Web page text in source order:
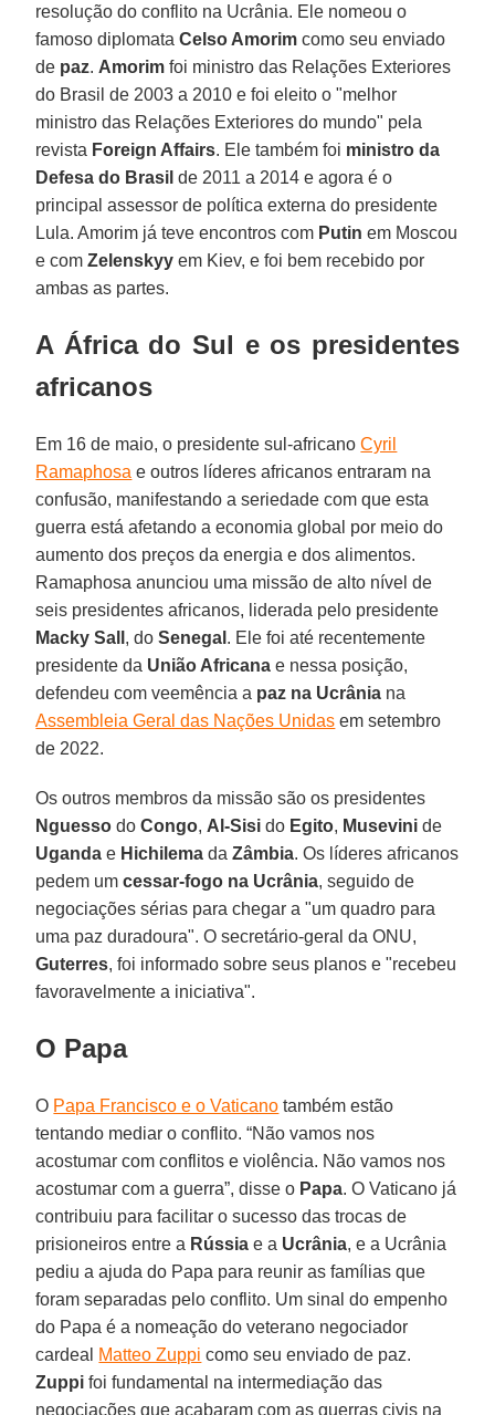
resolução do conflito na Ucrânia. Ele nomeou o
famoso diplomataCelso Amorim como seu enviado
de paz. Amorim foi ministro das Relações Exteriores
do Brasil de 2003 a 2010 e foi eleito o "melhor
ministro das Relações Exteriores do mundo" pela
revista Foreign Affairs. Ele também foi ministro da
Defesa do Brasil de 2011 a 2014 e agora é o
principal assessor de política externa do presidente
Lula. Amorim já teve encontros com Putin em Moscou
e comZelenskyy em Kiev, e foi bem recebido por
ambas as partes.
A África do Sul e os presidentes
africanos
Em 16 de maio, o presidente sul-africanoCyril
Ramaphosa e outros líderes africanos entraram na
confusão, manifestando a seriedade com que esta
guerra está afetando a economia global por meio do
aumento dos preços da energia e dos alimentos.
Ramaphosa anunciou uma missão de alto nível de
seis presidentes africanos, liderada pelo presidente
Macky Sall , doSenegal . Ele foi até recentemente
presidente da União Africanae nessa posição,
defendeu com veemência a paz na Ucrânia na
Assembleia Geral das Nações Unidas em setembro
de 2022.
Os outros membros da missão são os presidentes
Nguesso doCongo, Al-Sisi do Egito, Musevini de
Uganda e Hichilema daZâmbia. Os líderes africanos
pedem umcessar-fogo na Ucrânia, seguido de
negociações sérias para chegar a "um quadro para
uma paz duradoura". O secretário-geral da ONU,
Guterres, foi informado sobre seus planos e "recebeu
favoravelmente a iniciativa".
O Papa
O Papa Francisco e o Vaticano também estão
tentando mediar o conflito. “Não vamos nos
acostumar com conflitos e violência. Não vamos nos
acostumar com a guerra”, disse o Papa. O Vaticano já
contribuiu para facilitar o sucesso das trocas de
prisioneiros entre a Rússia e a Ucrânia, e a Ucrânia
pediu a ajuda do Papa para reunir as famílias que
foram separadas pelo conflito. Um sinal do empenho
do Papa é a nomeação do veterano negociador
cardeal Matteo Zuppi como seu enviado de paz.
Zuppi foi fundamental na intermediação das
negociações que acabaram com as guerras civis na